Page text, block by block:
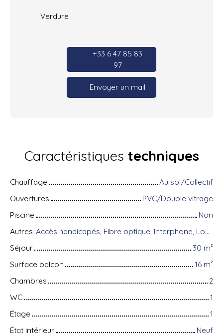
Verdure
+33 6 47 85 83
97
Envoyer un mail
Caractéristiques techniques
Chauffage
Au sol/Collectif
Ouvertures
PVC/Double vitrage
Piscine
Non
Autres
Accès handicapés, Fibre optique, Interphone, Local à vélo, Portail motorisé, Porte blindée, Système d'alarme, Visiophone, Volets électriques
Séjour
30 m²
Surface balcon
16 m²
Chambres
2
WC
1
Étage
1
État intérieur
Neuf